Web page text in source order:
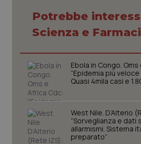
Potrebbe
Scienza e Farmaci
Ebola in Congo.
“Epidemia più
Quasi 4mila casi e
West Nile. D’Alterio
“Sorveglianza e dati
allarmismi. Sistema
preparato”
Necessari Statistici
I cookie necessari contribuiscono a
protette del sito. Il sito web non è in
funzionare correttamente senza
Nome
VISITOR_PRIVACY_METADATA